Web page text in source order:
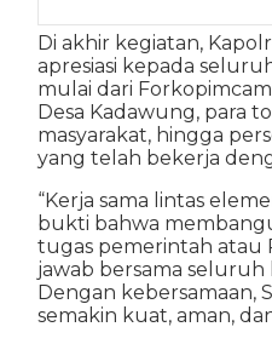
Di akhir kegiatan,
apresiasi kepada
mulai dari
Desa Kadawung, para
masyarakat, hingga
yang telah bekerja
“Kerja sama lintas
bukti bahwa
tugas pemerintah atau
jawab bersama seluruh
Dengan kebersamaan,
semakin kuat, aman,